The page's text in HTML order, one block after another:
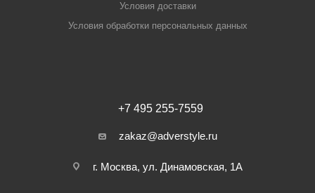
Условия доставки
Условия обработки персональных данных
+7 495 255-7559
zakaz@adverstyle.ru
г. Москва, ул. Динамовская, 1А